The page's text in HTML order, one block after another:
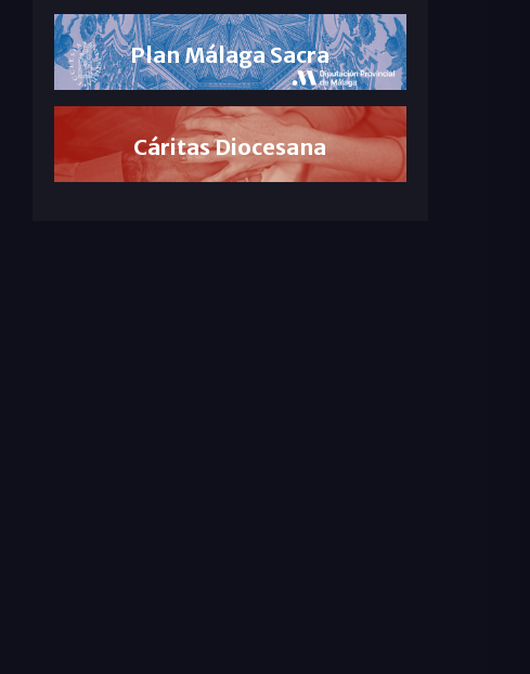
Plan Málaga Sacra
Cáritas Diocesana